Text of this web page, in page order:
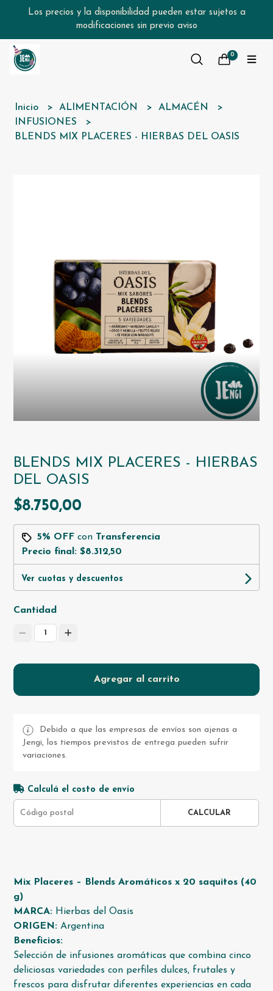
Los precios y la disponibilidad pueden estar sujetos a
modificaciones sin previo aviso
0
Inicio ALIMENTACIÓN
ALMACÉN
INFUSIONES
BLENDS MIX PLACERES - HIERBAS DEL OASIS
BLENDS MIX PLACERES - HIERBAS
DEL OASIS
$8.750,00
5% OFF con Transferencia
Precio final:$8.312,50
Ver cuotas y descuentos
Cantidad
1
Agregar al carrito
Debido a que las empresas de envíos son ajenas a
Jengi, los tiempos previstos de entrega pueden sufrir
variaciones.
Calculá el costo de envío
CALCULAR
Mix Placeres – Blends Aromáticos x 20 saquitos (40
g)
MARCA: Hierbas del Oasis
ORIGEN: Argentina
Beneficios:
Selección de infusiones aromáticas que combina cinco
deliciosas variedades con perfiles dulces, frutales y
frescos para disfrutar diferentes experiencias en cada